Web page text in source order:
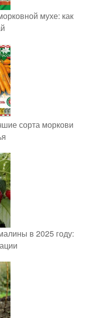
мухе: как
сорта моркови
в 2025 году: